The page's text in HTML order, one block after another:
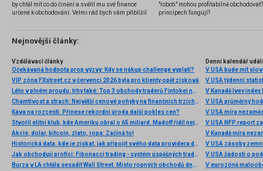
by chtěl mít co do činění a svěřil mu své finance
určené k obchodování. Velmi rád bych vám přiblížil
několik příkladů nejznámějších z nich.
"roboti" mohou profitabilně
principech fungují?
Nejnovější články:
Vzdělávací články
Očekávaná hodnota prop výzvy: Kdy se nákup challenge vyplatí?
VIP zóna FXstreet.cz v červenci 2026 byla pro klienty opět zisková
Léto v plném proudu, trhy také: Top 3 obchody traderů Fintokei na indexech a zlatě
Chamtivost a strach: Největší cenové pohyby na finančních trzích (červenec 2026)
Káva na rozcestí. Přinese rekordní úroda další pokles cen?
Stvořil elitní klub, kde Ameriku obral o 65 miliard. Madoff řídil největší Ponzi dějin
Akcie, dolar, bitcoin, zlato, ropa: Začíná to!
Historická data, kde je získat, jak připojit svého data providera do MultiCharts a proč je budeme potřebovat? (4. díl)
Jak obchodují profíci: Fibonacci trading - systém úspěšných traderů
Burza v LA chtěla sesadit Wall Street. Místo ropných obchodů dnes místem duní basy
Denní kalendář
V USA bude mít
V USA týdenní
V Kanadě Ivey index
V USA průměrný
V USA míra
V USA NFP report
V Kanadě míra
V USA zásoby
V USA žádosti o
V eurozóně